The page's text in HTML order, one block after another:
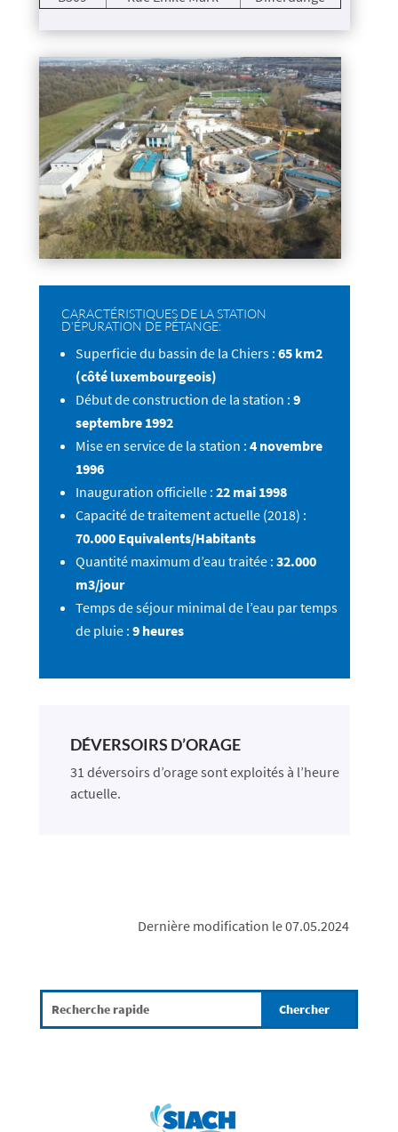
CARACTÉRISTIQUES DE LA STATION
D’ÉPURATION DE PÉTANGE:
Superficie du bassin de la Chiers : 65 km2
(côté luxembourgeois)
Début de construction de la station : 9
septembre 1992
Mise en service de la station : 4 novembre
1996
Inauguration officielle : 22 mai 1998
Capacité de traitement actuelle (2018) :
70.000 Equivalents/Habitants
Quantité maximum d’eau traitée : 32.000
m3/jour
Temps de séjour minimal de l’eau par temps
de pluie : 9 heures
DÉVERSOIRS D’ORAGE
31 déversoirs d’orage sont exploités à l’heure
actuelle.
Dernière modification le 07.05.2024